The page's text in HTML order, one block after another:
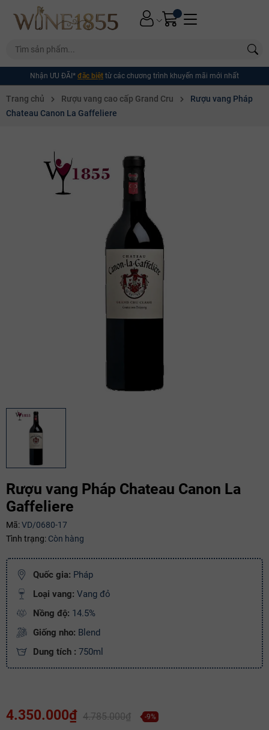
Nhận ƯU ĐÃI* đặc biệt từ các chương trình khuyến mãi mới nhất
Trang chủ Rượu vang cao cấp Grand Cru
Rượu vang Pháp
Chateau Canon La Gaffeliere
Rượu vang Pháp Chateau Canon La
Gaffeliere
Mã:VD/0680-17
Tình trạng: Còn hàng
Quốc gia: Pháp
Loại vang: Vang đỏ
Nồng độ: 14.5%
Giống nho: Blend
Dung tích : 750ml
4.350.000₫ 4.785.000₫ -9%
Mã giảm giá:
Điều kiện:
Copy mã và nhập mã ở trangTHANH TOÁN